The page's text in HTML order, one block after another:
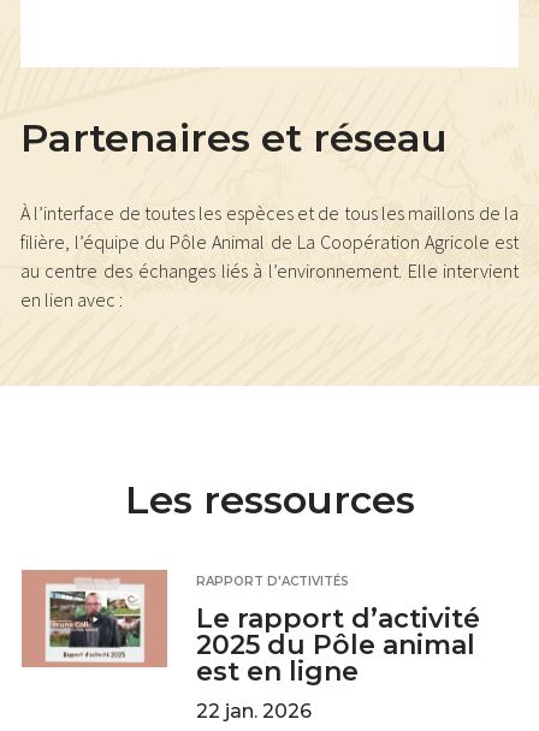
Partenaires et réseau
À l’interface de toutes les espèces et de tous les maillons de la
filière, l’équipe du Pôle Animal de La Coopération Agricole est
au centre des échanges liés à l’environnement. Elle intervient
en lien avec :
Les ressources
RAPPORT D'ACTIVITÉS
Le rapport d’activité
2025 du Pôle animal
est en ligne
22 jan. 2026